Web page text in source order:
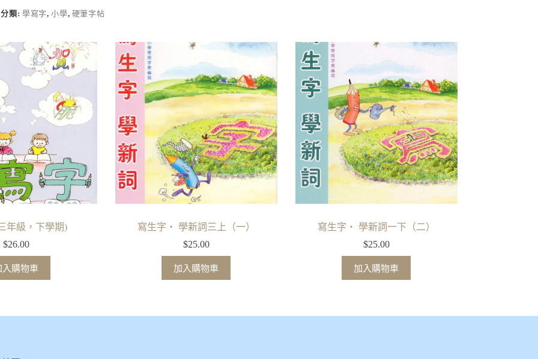
下
數
分類: 學寫字,小學, 硬筆字帖
年級，下學期)
$26.00
入購物車
寫生字‧ 學新詞三上（一）
$25.00
加入購物車
寫生字‧ 學新詞一下（二）
$25.00
加入購物車